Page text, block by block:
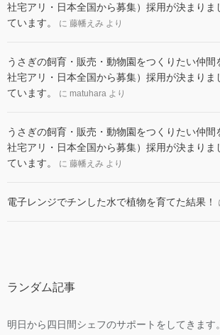
社宅アリ・日本全国から募集）採用が決まりま
ています。
に 藤幡えみ より
うさぎの飼育・販売・動物園をつくりたい仲間
社宅アリ・日本全国から募集）採用が決まりま
ています。
に matuhara より
うさぎの飼育・販売・動物園をつくりたい仲間
社宅アリ・日本全国から募集）採用が決まりま
ています。
に 藤幡えみ より
電子レンジでチンした水で植物を育てた結果！
ランダム記事
明日から四日間シェフのサポートをしてきます。